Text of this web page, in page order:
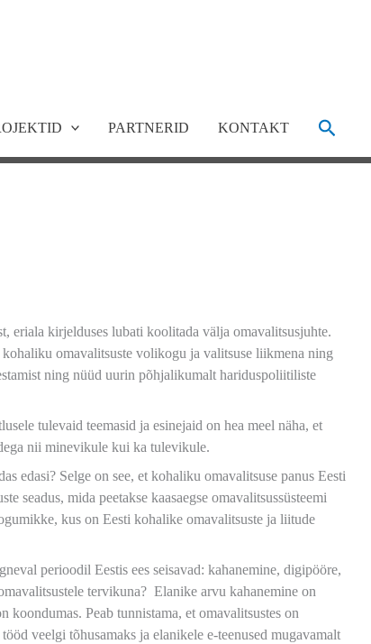
PARTNERID KONTAKT Search
eriala kirjelduses lubati koolitada välja omavalitsusjuhte.
omavalitsuste volikogu ja valitsuse liikmena ning
ning nüüd uurin põhjalikumalt hariduspoliitiliste
tulevaid teemasid ja esinejaid on hea meel näha, et
nii minevikule kui ka tulevikule.
edasi? Selge on see, et kohaliku omavalitsuse panus Eesti
seadus, mida peetakse kaasaegse omavalitsussüsteemi
kus on Eesti kohalike omavalitsuste ja liitude
perioodil Eestis ees seisavad: kahanemine, digipööre,
tervikuna? Elanike arvu kahanemine on
Peab tunnistama, et omavalitsustes on
veelgi tõhusamaks ja elanikele e-teenused mugavamalt